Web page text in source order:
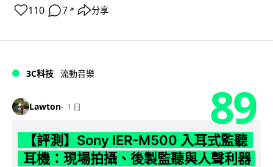
110 7 ↗ 分享
3C科技 流動音樂
Lawton 1 日 89
【評測】Sony IER-M500 入耳式監聽
耳機：現場拍攝、後製監聽與人聲利器